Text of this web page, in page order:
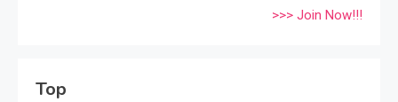
>>> Join Now!!!
Top